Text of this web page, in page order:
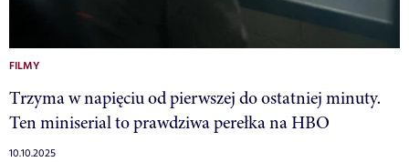
FILMY
Trzyma w napięciu od pierwszej do ostatniej minuty.
Ten miniserial to prawdziwa perełka na HBO
10.10.2025